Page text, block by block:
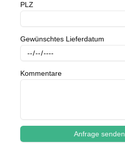
PLZ
Gewünschtes Lieferdatum
Kommentare
Anfrage senden